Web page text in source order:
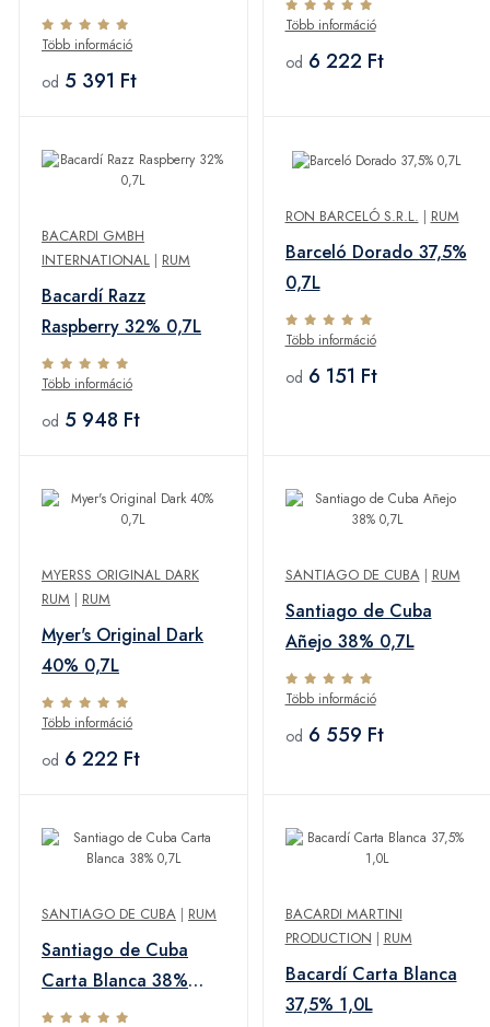
Több információ
od 5 391 Ft
Több információ
od 6 222 Ft
BACARDI GMBH
INTERNATIONAL | RUM
Bacardí Razz
Raspberry 32% 0,7L
Több információ
od 5 948 Ft
RON BARCELÓ S.R.L. | RUM
Barceló Dorado 37,5%
0,7L
Több információ
od 6 151 Ft
MYERSS ORIGINAL DARK
RUM | RUM
Myer's Original Dark
40% 0,7L
Több információ
od 6 222 Ft
SANTIAGO DE CUBA| RUM
Santiago de Cuba
Añejo 38% 0,7L
Több információ
od 6 559 Ft
SANTIAGO DE CUBA | RUM
Santiago de Cuba
Carta Blanca 38%
0,7L
BACARDI MARTINI
PRODUCTION | RUM
Bacardí Carta Blanca
37,5% 1,0L